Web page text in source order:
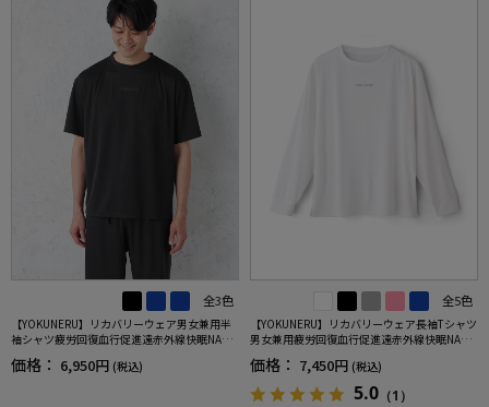
全3色
【YOKUNERU】リカバリーウェア男女兼用半
袖シャツ疲労回復血行促進遠赤外線快眠NANO
MIX(R)【一般医療機器】SS～LLサイズ
価格： 6,950円 (税込)
全5色
【YOKUNERU】リカバリーウェア長袖Tシャツ
男女兼用疲労回復血行促進遠赤外線快眠NANO
MIX(R)【一般医療機器】SS～LLサイズ
価格： 7,450円 (税込)
5.0 （1）